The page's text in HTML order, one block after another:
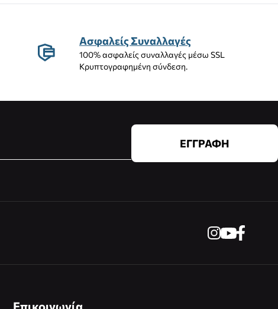
Ασφαλείς Συναλλαγές
100% ασφαλείς συναλλαγές μέσω SSL
Κρυπτογραφημένη σύνδεση.
ΕΓΓΡΑΦΗ